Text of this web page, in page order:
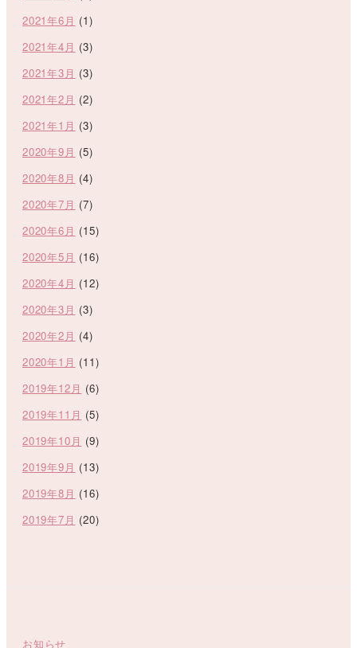
2021年6月 (1)
2021年4月 (3)
2021年3月 (3)
2021年2月 (2)
2021年1月 (3)
2020年9月 (5)
2020年8月 (4)
2020年7月 (7)
2020年6月 (15)
2020年5月 (16)
2020年4月 (12)
2020年3月 (3)
2020年2月 (4)
2020年1月 (11)
2019年12月 (6)
2019年11月 (5)
2019年10月 (9)
2019年9月 (13)
2019年8月 (16)
2019年7月 (20)
お知らせ